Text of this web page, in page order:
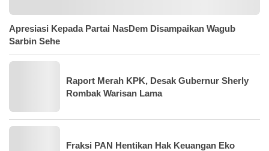
Apresiasi Kepada Partai NasDem Disampaikan Wagub
Sarbin Sehe
Raport Merah KPK, Desak Gubernur Sherly
Rombak Warisan Lama
Fraksi PAN Hentikan Hak Keuangan Eko